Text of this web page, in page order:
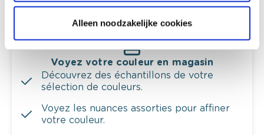
Alleen noodzakelijke cookies
Voyez votre couleur en magasin
Découvrez des échantillons de votre
sélection de couleurs.
Voyez les nuances assorties pour affiner
votre couleur.